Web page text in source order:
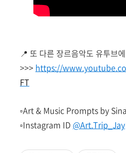
📍 또 다른 장르음악도 유투브
>>> https://
FT
▫️Art & Music Prompts by
▫️Instagram ID @Art.Trip_Jay